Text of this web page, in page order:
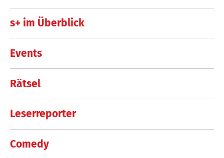
s+ im Überblick
Events
Rätsel
Leserreporter
Comedy